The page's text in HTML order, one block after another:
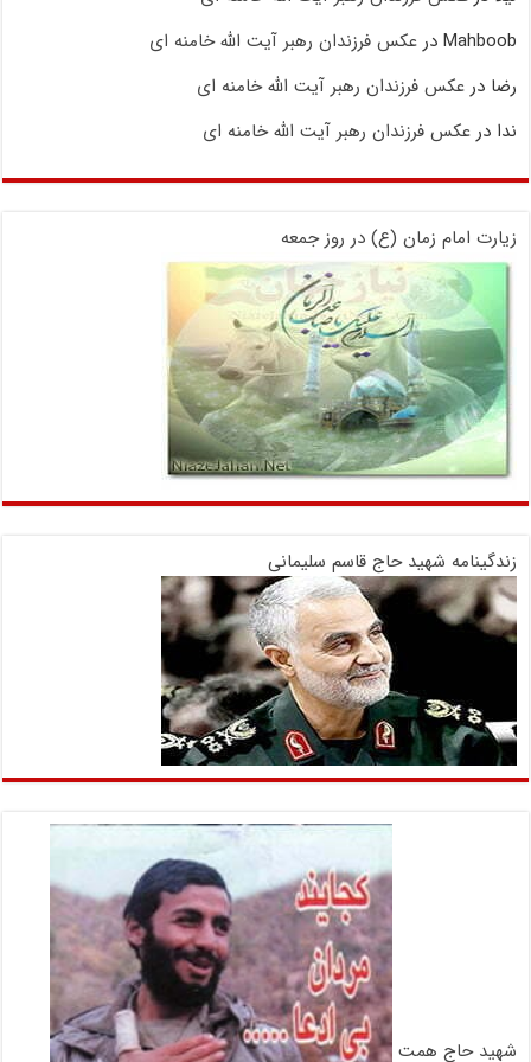
Mahboob درعکس فرزندان رهبر آیت الله خامنه ای
رضا درعکس فرزندان رهبر آیت الله خامنه ای
ندا درعکس فرزندان رهبر آیت الله خامنه ای
زیارت امام زمان (ع) در روز جمعه
زندگینامه شهید حاج قاسم سلیمانی
شهید حاج همت